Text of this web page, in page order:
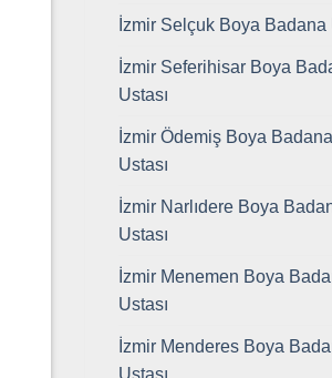
İzmir Selçuk Boya Badana
İzmir Seferihisar Boya
Ustası
İzmir Ödemiş Boya Badana
Ustası
İzmir Narlıdere Boya
Ustası
İzmir Menemen Boya
Ustası
İzmir Menderes Boya
Ustası